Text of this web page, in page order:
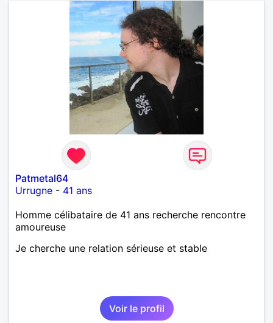
Patmetal64
Urrugne - 41 ans
Homme célibataire de 41 ans recherche rencontre
amoureuse
Je cherche une relation sérieuse et stable
Voir le profil